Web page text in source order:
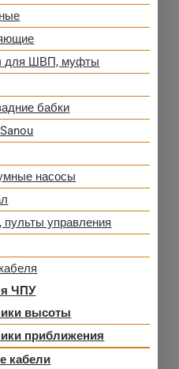
для ШВП, муфты
бабки
насосы
управления
ЧПУ
высоты
приближения
кабели